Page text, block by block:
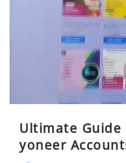
Ultimate
yoneer